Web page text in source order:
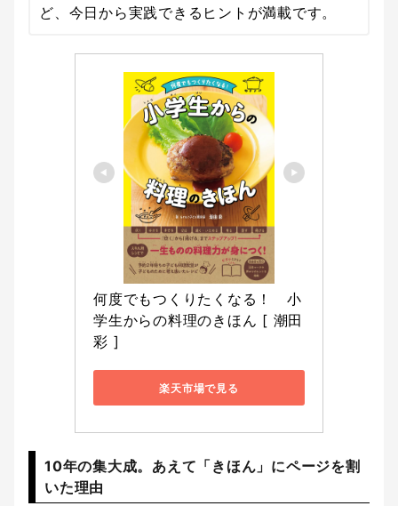
ど、今日から実践できるヒントが満載です。
何度でもつくりたくなる！　小
学生からの料理のきほん [ 潮田
彩 ]
楽天市場で見る
10年の集大成。あえて「きほん」にページを割
いた理由